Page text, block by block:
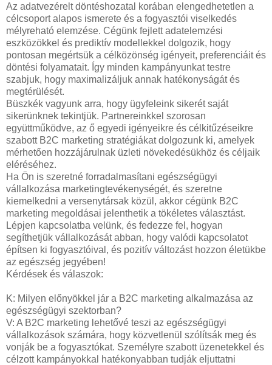
Az adatvezérelt döntéshozatal korában elengedhetetlen a
célcsoport alapos ismerete és a fogyasztói viselkedés
mélyreható elemzése. Cégünk fejlett adatelemzési
eszközökkel és prediktív modellekkel dolgozik, hogy
pontosan megértsük a célközönség igényeit, preferenciáit és
döntési folyamatait. Így minden kampányunkat testre
szabjuk, hogy maximalizáljuk annak hatékonyságát és
megtérülését.
Büszkék vagyunk arra, hogy ügyfeleink sikerét saját
sikerünknek tekintjük. Partnereinkkel szorosan
együttműködve, az ő egyedi igényeikre és célkitűzéseikre
szabott B2C marketing stratégiákat dolgozunk ki, amelyek
mérhetően hozzájárulnak üzleti növekedésükhöz és céljaik
eléréséhez.
Ha Ön is szeretné forradalmasítani egészségügyi
vállalkozása marketingtevékenységét, és szeretne
kiemelkedni a versenytársak közül, akkor cégünk B2C
marketing megoldásai jelenthetik a tökéletes választást.
Lépjen kapcsolatba velünk, és fedezze fel, hogyan
segíthetjük vállalkozását abban, hogy valódi kapcsolatot
építsen ki fogyasztóival, és pozitív változást hozzon életükbe
az egészség jegyében!
Kérdések és válaszok:
K: Milyen előnyökkel jár a B2C marketing alkalmazása az
egészségügyi szektorban?
V: A B2C marketing lehetővé teszi az egészségügyi
vállalkozások számára, hogy közvetlenül szólítsák meg és
vonják be a fogyasztókat. Személyre szabott üzenetekkel és
célzott kampányokkal hatékonyabban tudják eljuttatni